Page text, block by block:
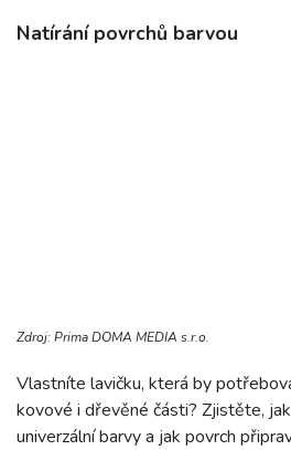
Natírání povrchů barvou
Zdroj: Prima DOMA MEDIA s.r.o.
Vlastníte lavičku, která by
kovové i dřevěné části? Zjistěte,
univerzální barvy a jak povrch